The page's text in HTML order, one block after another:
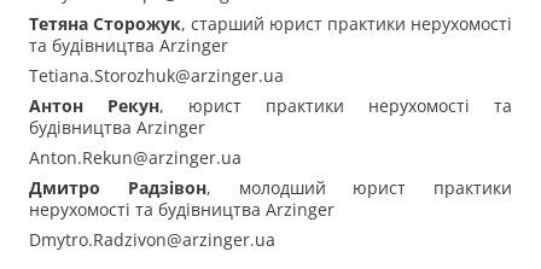
Тетяна Сторожук, старший юрист практики нерухомості
та будівництва Arzinger
Tetiana.Storozhuk@arzinger.ua
Антон Рекун, юрист практики нерухомості та
будівництва Arzinger
Anton.Rekun@arzinger.ua
Дмитро Радзівон, молодший юрист практики
нерухомості та будівництва Arzinger
Dmytro.Radzivon@arzinger.ua